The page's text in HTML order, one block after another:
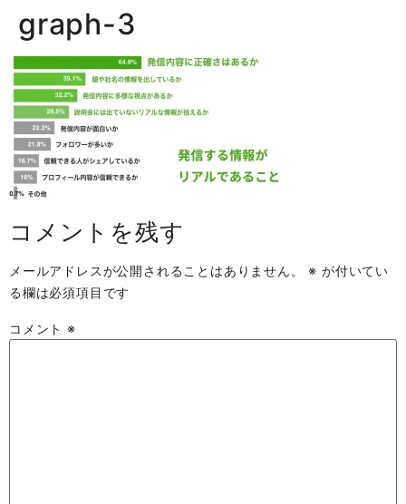
graph-3
コメントを残す
メールアドレスが公開されることはありません。 ※ が付いてい
る欄は必須項目です
コメント ※